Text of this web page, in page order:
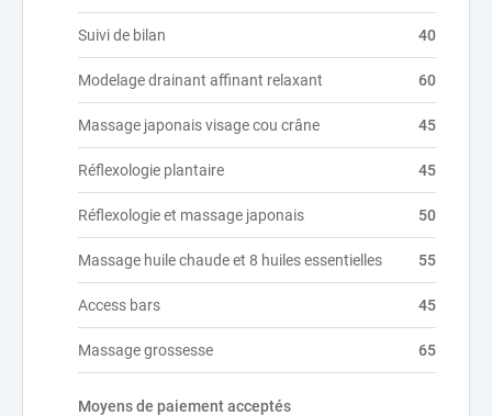
Suivi de bilan 40
Modelage drainant affinant relaxant 60
Massage japonais visage cou crâne 45
Réflexologie plantaire 45
Réflexologie et massage japonais 50
Massage huile chaude et 8 huiles essentielles 55
Access bars 45
Massage grossesse 65
Moyens de paiement acceptés